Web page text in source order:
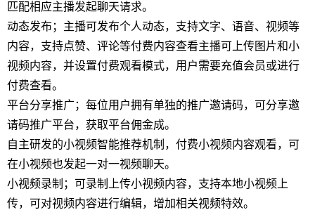
匹配相应主播发起聊天请求。
动态发布；主播可发布个人动态，支持文字、语音、视频等
内容，支持点赞、评论等付费内容查看主播可上传图片和小
视频内容，并设置付费观看模式，用户需要充值会员或进行
付费查看。
平台分享推广；每位用户拥有单独的推广邀请码，可分享邀
请码推广平台，获取平台佣金成。
自主研发的小视频智能推荐机制，付费小视频内容观看，可
在小视频也发起一对一视频聊天。
小视频录制；可录制上传小视频内容，支持本地小视频上
传，可对视频内容进行编辑，增加相关视频特效。